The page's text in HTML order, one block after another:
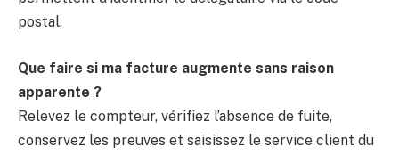
postal.
Que faire si ma facture augmente sans raison
apparente ?
Relevez le compteur, vérifiez l’absence de fuite,
conservez les preuves et saisissez le service client du